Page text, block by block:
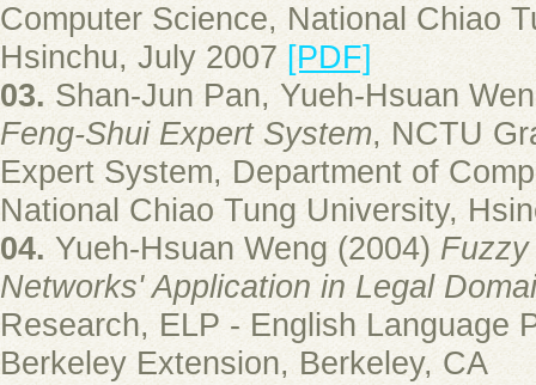
Computer Science, National Chiao
Hsinchu, July 2007 [PDF]
03. Shan-Jun Pan, Yueh-Hsuan
Feng-Shui Expert System, NCTU
Expert System, Department of
National Chiao Tung University,
04. Yueh-Hsuan Weng (2004) Fuzzy
Networks' Application in Legal
Research, ELP - English Language
Berkeley Extension, Berkeley, CA